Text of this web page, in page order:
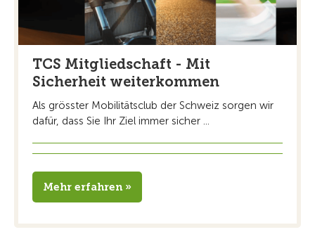
TCS Mitgliedschaft - Mit
Sicherheit weiterkommen
Als grösster Mobilitätsclub der Schweiz sorgen wir
dafür, dass Sie Ihr Ziel immer sicher ...
Mehr erfahren »